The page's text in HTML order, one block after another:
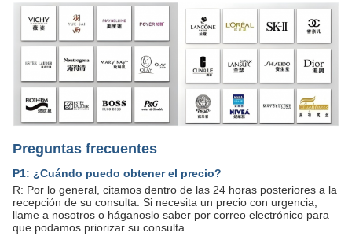
Preguntas frecuentes
P1: ¿Cuándo puedo obtener el precio?
R: Por lo general, citamos dentro de las 24 horas posteriores a la
recepción de su consulta. Si necesita un precio con urgencia,
llame a nosotros o háganoslo saber por correo electrónico para
que podamos priorizar su consulta.